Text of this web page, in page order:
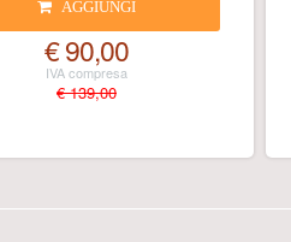
AGGIUNGI
€ 90,00
€ 139,00